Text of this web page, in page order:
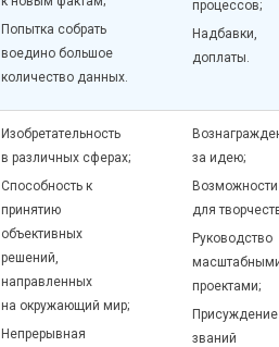
Попытка собрать
воедино большое
количество данных.
процессов;
Надбавки,
доплаты.
Изобретательность
в различных сферах;
Способность к
принятию
объективных
решений,
направленных
на окружающий мир;
Непрерывная
за идею;
Возможности
для
Руководство
проектами;
Присуждение
званий